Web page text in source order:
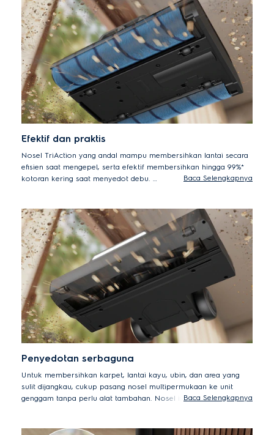
* Performa unit genggam pada mode Boost
** Berdasarkan pengujian internal sesuai dengan standar IEC-62885-6
Bagian 5.1 dan 5.2. Diukur dengan semprotan internal dan eksternal.
*** Waktu penggunaan dihitung berdasarkan pengujian internal sesuai
ASTM/IEC 62885-6. Area cakupan diukur menggunakan standar
pengujian internal Electrolux. Tangki air harus diisi ulang setelah 25
menit penggunaan.
Efektif dan praktis
Nosel TriAction yang andal mampu membersihkan lantai secara
efisien saat mengepel, serta efektif membersihkan hingga 99%*
kotoran kering saat menyedot debu.
yang mengukur kemampuan alat dalam mengambil mur dan sekrup
berukuran standar M3.
Baca Selengkapnya
Penyedotan serbaguna
Untuk membersihkan karpet, lantai kayu, ubin, dan area yang
sulit dijangkau, cukup pasang nosel multipermukaan ke unit
genggam tanpa perlu alat tambahan. Nosel ini juga mampu
sehingga aktivitas bersih-bersih jadi lebih mudah dan nyaman.
Baca Selengkapnya